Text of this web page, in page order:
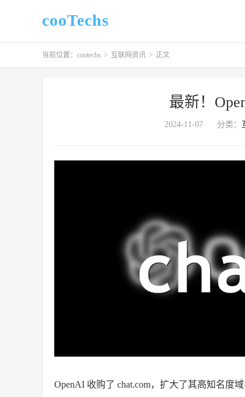
cooTechs
当前位置： cootechs > 互联网资讯 > 正文
最新！
2024-11-07 分类：
OpenAI 收购了 chat.com，扩大了其高知名度域